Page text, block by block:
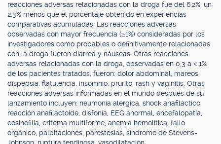
reacciones adversas relacionadas con la droga fue del 6,2%, un
2,3% menos que el porcentaje obtenido en experiencias
comparativas acumuladas. Las reacciones adversas
observadas con mayor frecuencia (≥1%) consideradas por los
investigadores como probables o definitivamente relacionadas
con la droga fueron diarrea y náuseas. Otras reacciones
adversas relacionadas con la droga, observadas en 0,3 a < 1%
de los pacientes tratados, fueron: dolor abdominal, mareos,
dispepsia, flatulencia, insomnio, prurito, rash y vaginitis. Otras
reacciones adversas informadas en el mundo después de su
lanzamiento incluyen: neumonía alérgica, shock anafiláctico,
reacción anafilactoide, disfonía, EEG anormal, encefalopatía,
eosinofilia, eritema multiforme, anemia hemolítica, fallo
orgánico, palpitaciones, parestesias, síndrome de Stevens-